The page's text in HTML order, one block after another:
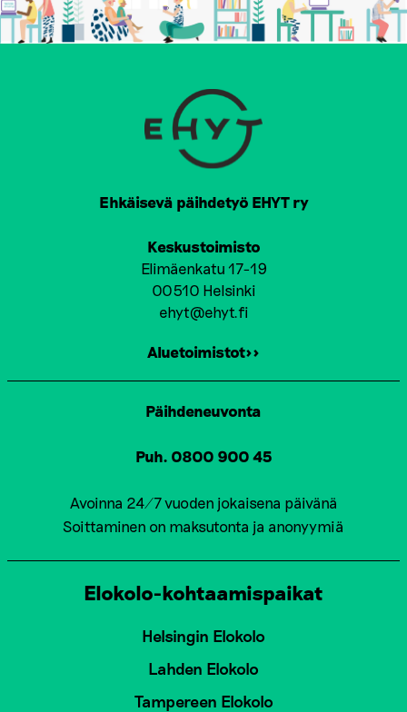
Ehkäisevä päihdetyö EHYT ry
Keskustoimisto
Elimäenkatu 17-19
00510 Helsinki
ehyt@ehyt.fi
Aluetoimistot>>
Päihdeneuvonta
Puh. 0800 900 45
Avoinna 24/7 vuoden jokaisena päivänä
Soittaminen on maksutonta ja anonyymiä
Elokolo-kohtaamispaikat
Helsingin Elokolo
Lahden Elokolo
Tampereen Elokolo